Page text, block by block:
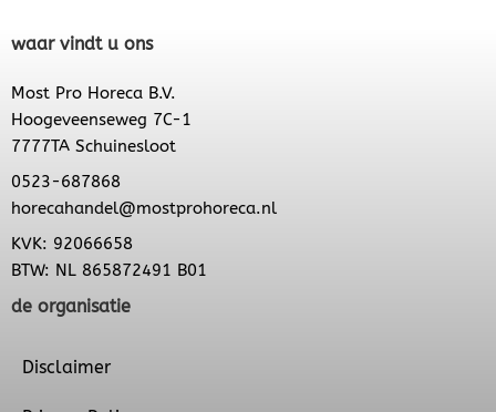
waar vindt u ons
Most Pro Horeca B.V.
Hoogeveenseweg 7C-1
7777TA Schuinesloot
0523-687868
horecahandel@mostprohoreca.nl
KVK: 92066658
BTW: NL 865872491 B01
de organisatie
Disclaimer